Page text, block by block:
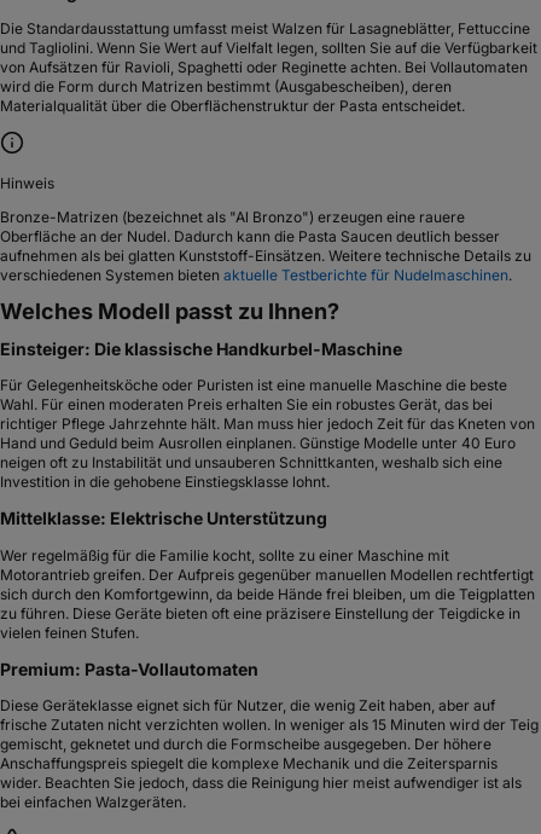
individuellen Prioritäten bei Zeitaufwand und Präzision ab.
Philips Nudelmaschine Serie 7000 - ProExtrude-Technologie,
Automatisches Abwiegen, vollautomatisch, 8 Formscheiben, Schwarz
(HR2665/93)
Philips Nudelmaschine Serie 7000 - ProExtrude-
TechnologieAutomatisches Abwiegen, vollautomatisch, 8
Formscheiben, Schwarz (HR2665/93)
95€
Preise vergleichen
Worauf sollten Sie beim Kauf achten?
Material und Verarbeitungsqualität
Die Langlebigkeit einer Nudelmaschine wird primär durch das verwendete
Material bestimmt. Hochwertige Modelle bestehen aus verchromtem Stahl
oder Edelstahl. Besonders wichtig sind die Walzen: Diese sollten aus eloxiertem
Aluminium oder Edelstahl gefertigt sein, damit sich keine Metallpartikel im Teig
ein Verrutschen während der Teigverarbeitung zu verhindern.
Die Wahl des Antriebssystems
Manuelle Maschinen fordern handwerkliches Geschick, da eine Hand die
Kurbel bedient, während die andere den Teig führt. Dies bietet maximale
Kontrolle über die Geschwindigkeit. Elektrische Modelle nehmen Ihnen die
großen Teigmengen von Vorteil ist. Vollautomaten gehen einen Schritt weiter
aber die Einflussnahme auf die Teigbeschaffenheit einschränkt.
Tipp